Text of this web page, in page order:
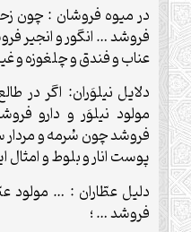
در ميوه فروشان : چون
فروشد … انگور و
عناب و فندق و چلغوزه و
دلايل نيلوَران: اگر در
مولود نيلوَر و دارو
فروشد چون سُرمه و مردار
پوست انار و بلوط و امثال
دليل عطّاران : … مولود
فروشد … ؛